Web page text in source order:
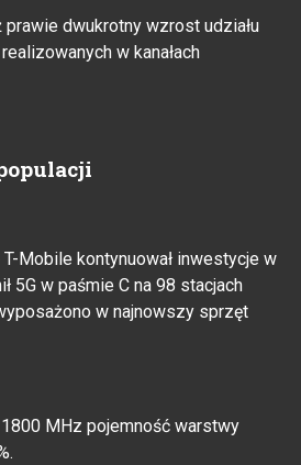
dwukrotny wzrost udziału
w kanałach
Mobile kontynuował inwestycje w
5G w paśmie C na 98 stacjach
w najnowszy sprzęt
MHz pojemność warstwy